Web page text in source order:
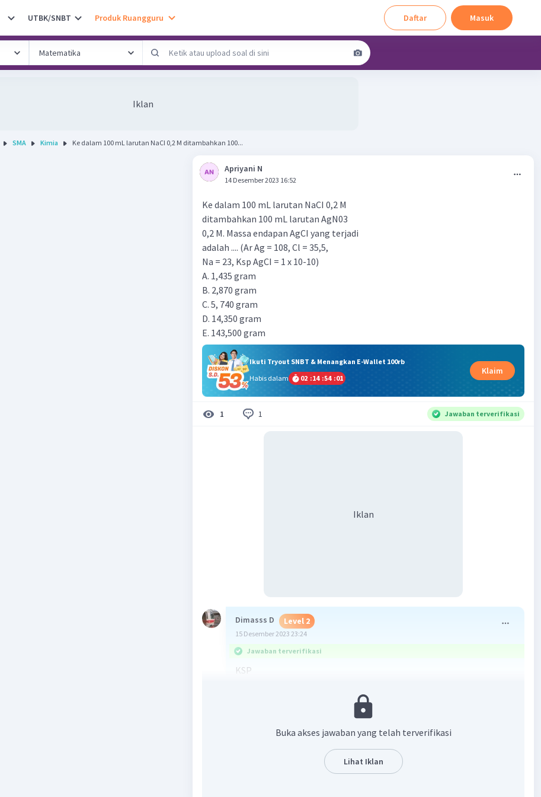
UTBK/SNBT Produk Ruangguru Daftar Masuk
Iklan
SMA Kimia Ke dalam 100 mL larutan NaCI 0,2 M ditambahkan 100...
Apriyani N
14 Desember 2023 16:52
Ke dalam 100 mL larutan NaCI 0,2 M
ditambahkan 100 mL larutan AgN03
0,2 M. Massa endapan AgCI yang terjadi
adalah .... (Ar Ag = 108, Cl = 35,5,
Na = 23, Ksp AgCI = 1 x 10-10)
A. 1,435 gram
B. 2,870 gram
C. 5, 740 gram
D. 14,350 gram
E. 143,500 gram
Ikuti Tryout SNBT & Menangkan E-Wallet 100rb
Habis dalam
02 :14 :54 :00
Klaim
1 1 Jawaban terverifikasi
Iklan
Dimasss D Level 2
15 Desember 2023 23:24
Jawaban terverifikasi
KSP
mol NaCl = M × VBuka akses jawaban yang telah terverifikasi
Lihat Iklan